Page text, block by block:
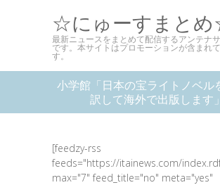
☆にゅーすまと
最新ニュースをまとめて配信するアンテナ
です。本サイトはプロモーションが含まれ
す。
小学館「日本の宝ライトノベル
訳して海外で出版します」
[feedzy-rss
feeds="https://itainews.com/
max="7" feed_title="no" meta="yes"